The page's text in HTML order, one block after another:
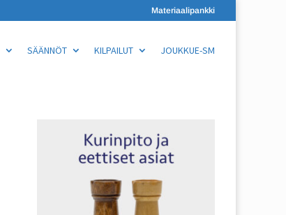
Materiaalipankki
SÄÄNNÖT KILPAILUT JOUKKUE-SM